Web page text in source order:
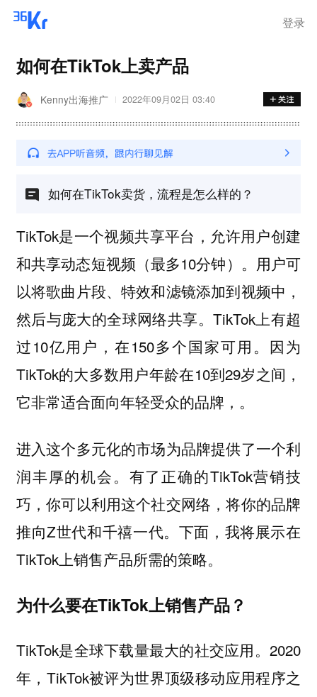
登录
如何在TikTok上卖产品
Kenny出海推广 2022年09月02日 03:40
如何在TikTok卖货，流程是怎么样的？
TikTok是一个视频共享平台，允许用户创建
和共享动态短视频（最多10分钟）。用户可
以将歌曲片段、特效和滤镜添加到视频中，
然后与庞大的全球网络共享。TikTok上有超
过10亿用户，在150多个国家可用。因为
TikTok的大多数用户年龄在10到29岁之间，
它非常适合面向年轻受众的品牌，。
进入这个多元化的市场为品牌提供了一个利
润丰厚的机会。有了正确的TikTok营销技
巧，你可以利用这个社交网络，将你的品牌
推向Z世代和千禧一代。下面，我将展示在
TikTok上销售产品所需的策略。
为什么要在TikTok上销售产品？
TikTok是全球下载量最大的社交应用。2020
年，TikTok被评为世界顶级移动应用程序之